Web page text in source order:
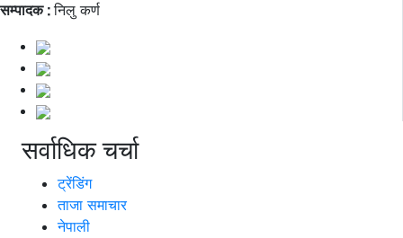
सम्पादक ∶निलु कर्ण
सर्वाधिक चर्चा
ट्रेंडिंग
ताजा समाचार
नेपाली